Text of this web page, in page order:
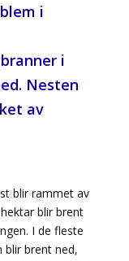
i
i
Nesten
av
blir rammet av
blir brent
I de fleste
brent ned,